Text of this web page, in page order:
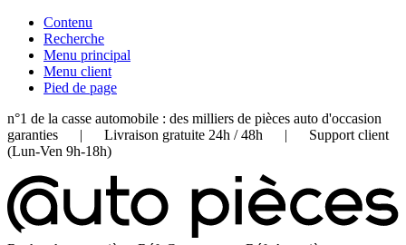
Contenu
Recherche
Menu principal
Menu client
Pied de page
n°1 de la casse automobile : des milliers de pièces auto d'occasion
garanties | Livraison gratuite 24h / 48h | Support client
(Lun-Ven 9h-18h)